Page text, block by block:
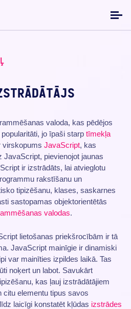
valoda, kas pēdējos
jo īpaši starp tīmekļa
virskopums JavaScript, kas
pievienojot jaunas
ir izstrādāts, lai atvieglotu
rakstīšanu un
tipizēšanu, klases, saskarnes
sastopamas objektorientētās
valodas.
lietošanas priekšrocībām ir tā
JavaScript mainīgie ir dinamiski
var mainīties izpildes laikā. Tas
noķert un labot. Savukārt
kas ļauj izstrādātājiem
citu elementu tipus savos
laicīgi konstatēt kļūdas izstrādes